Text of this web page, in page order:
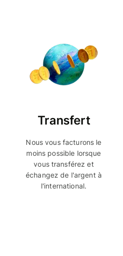
Transfert
Nous vous facturons le
moins possible lorsque
vous transférez et
échangez de l'argent à
l'international.